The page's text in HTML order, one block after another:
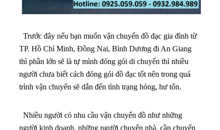
Trước đây nếu bạn muốn vận chuyển đồ đạc gia đình từ
TP. Hồ Chí Minh, Đồng Nai, Bình Dương đi An Giang
thì phần lớn sẽ là tự mình đóng gói di chuyển thì nhiều
người chưa biết cách đóng gói đồ đạc tốt nên trong quá
trình vận chuyển sẽ dẫn đến tình trạng hỏng, hư tổn.
Nhiều người có nhu cầu vận chuyển đồ như những
người kinh doanh, những người chuyển nhà, cần chuyển